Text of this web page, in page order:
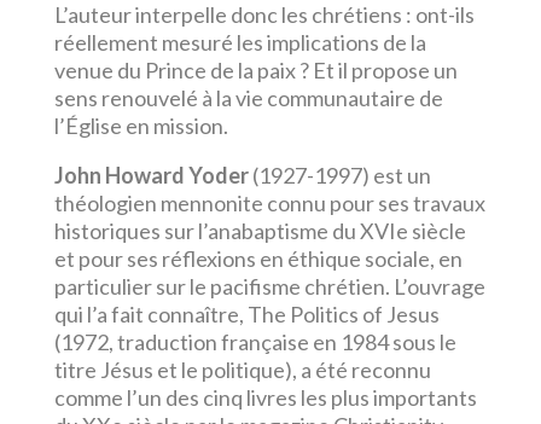
L’auteur interpelle donc les chrétiens : ont-ils
réellement mesuré les implications de la
venue du Prince de la paix ? Et il propose un
sens renouvelé à la vie communautaire de
l’Église en mission.
John Howard Yoder(1927-1997) est un
théologien mennonite connu pour ses travaux
historiques sur l’anabaptisme du XVIe siècle
et pour ses réflexions en éthique sociale, en
particulier sur le pacifisme chrétien. L’ouvrage
qui l’a fait connaître, The Politics of Jesus
(1972, traduction française en 1984 sous le
titre Jésus et le politique), a été reconnu
comme l’un des cinq livres les plus importants